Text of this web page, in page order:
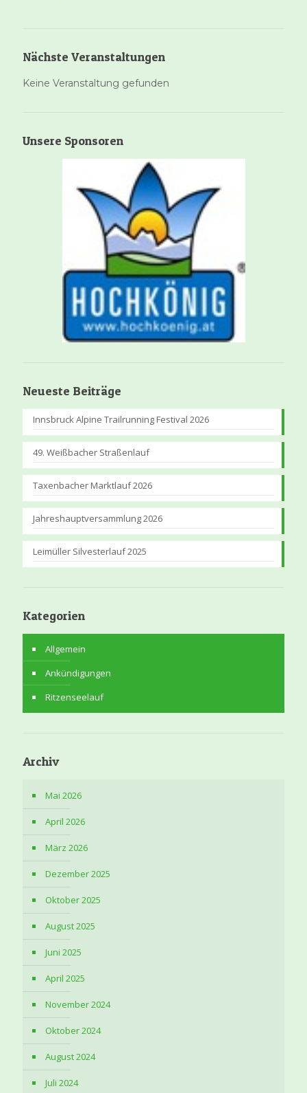
Nächste Veranstaltungen
Keine Veranstaltung gefunden
Unsere Sponsoren
Neueste Beiträge
Innsbruck Alpine Trailrunning Festival 2026
49. Weißbacher Straßenlauf
Taxenbacher Marktlauf 2026
Jahreshauptversammlung 2026
Leimüller Silvesterlauf 2025
Kategorien
Allgemein
Ankündigungen
Ritzenseelauf
Archiv
Mai 2026
April 2026
März 2026
Dezember 2025
Oktober 2025
August 2025
Juni 2025
April 2025
November 2024
Oktober 2024
August 2024
Juli 2024